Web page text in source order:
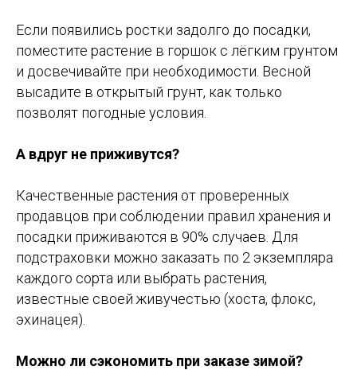
Если появились ростки задолго до посадки,
поместите растение в горшок с лёгким грунтом
и досвечивайте при необходимости. Весной
высадите в открытый грунт, как только
позволят погодные условия.
А вдруг не приживутся?
Качественные растения от проверенных
продавцов при соблюдении правил хранения и
посадки приживаются в 90% случаев. Для
подстраховки можно заказать по 2 экземпляра
каждого сорта или выбрать растения,
известные своей живучестью (хоста, флокс,
эхинацея).
Можно ли сэкономить при заказе зимой?